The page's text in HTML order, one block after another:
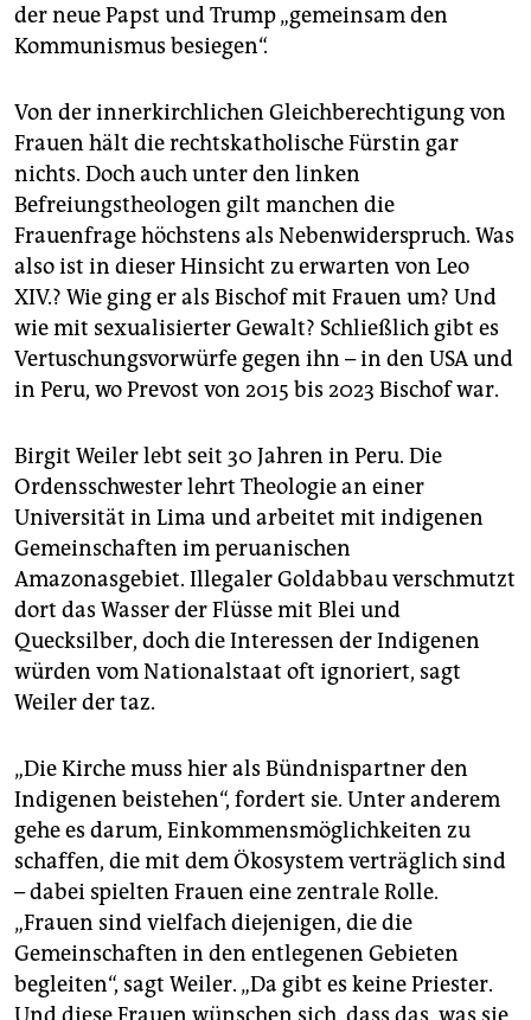
der neue Papst und Trump „gemeinsam den
Kommunismus besiegen“.
Von der innerkirchlichen Gleichberechtigung von
Frauen hält die rechtskatholische Fürstin gar
nichts. Doch auch unter den linken
Befreiungstheologen gilt manchen die
Frauenfrage höchstens als Nebenwiderspruch. Was
also ist in dieser Hinsicht zu erwarten von Leo
XIV.? Wie ging er als Bischof mit Frauen um? Und
wie mit sexualisierter Gewalt? Schließlich gibt es
Vertuschungsvorwürfe gegen ihn – in den USA und
in Peru, wo Prevost von 2015 bis 2023 Bischof war.
Birgit Weiler lebt seit 30 Jahren in Peru. Die
Ordensschwester lehrt Theologie an einer
Universität in Lima und arbeitet mit indigenen
Gemeinschaften im peruanischen
Amazonasgebiet. Illegaler Goldabbau verschmutzt
dort das Wasser der Flüsse mit Blei und
Quecksilber, doch die Interessen der Indigenen
würden vom Nationalstaat oft ignoriert, sagt
Weiler der taz.
„Die Kirche muss hier als Bündnispartner den
Indigenen beistehen“, fordert sie. Unter anderem
gehe es darum, Einkommensmöglichkeiten zu
schaffen, die mit dem Ökosystem verträglich sind
– dabei spielten Frauen eine zentrale Rolle.
„Frauen sind vielfach diejenigen, die die
Gemeinschaften in den entlegenen Gebieten
begleiten“, sagt Weiler. „Da gibt es keine Priester.